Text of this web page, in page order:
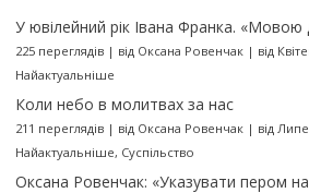
У ювілейний рік Івана Франка. «Мовою
225 переглядів| від Оксана Ровенчак| від
Найактуальніше
Коли небо в молитвах за нас
211 переглядів| від Оксана Ровенчак| від
Найактуальніше, Суспільство
Оксана Ровенчак: «Указувати пером